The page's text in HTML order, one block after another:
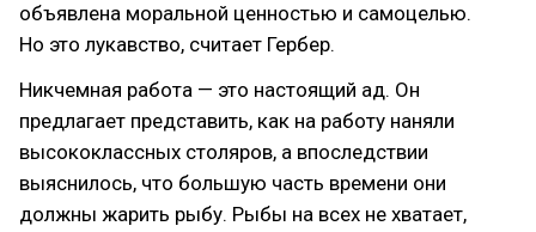
объявлена моральной ценностью и самоцелью.
Но это лукавство, считает Гербер.
Никчемная работа — это настоящий ад. Он
предлагает представить, как на работу наняли
высококлассных столяров, а впоследствии
выяснилось, что большую часть времени они
должны жарить рыбу. Рыбы на всех не хватает,